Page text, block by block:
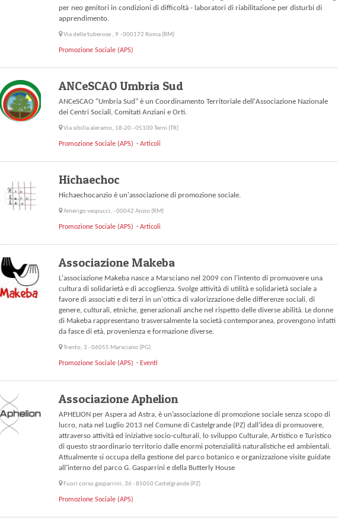
per neo genitori in condizioni di difficoltà - laboratori di riabilitazione per disturbi di
apprendimento.
Via delle tuberose , 9 - 000172 Roma (RM)
Promozione Sociale (APS)
ANCeSCAO Umbria Sud
ANCeSCAO "Umbria Sud" è un Coordinamento Territoriale dell'Associazione Nazionale
dei Centri Sociali, Comitati Anziani e Orti.
Via sibilla aleramo, 18-20 - 05100 Terni (TR)
Promozione Sociale (APS) Articoli
Hichaechoc
Hichaechocanzio è un'associazione di promozione sociale.
Amerigo vespucci, - 00042 Anzio (RM)
Promozione Sociale (APS) Articoli
Associazione Makeba
L'associazione Makeba nasce a Marsciano nel 2009 con l'intento di promuovere una
cultura di solidarietà e di accoglienza. Svolge attività di utilità e solidarietà sociale a
favore di associati e di terzi in un'ottica di valorizzazione delle differenze sociali, di
genere, culturali, etniche, generazionali anche nel rispetto delle diverse abilità. Le donne
di Makeba rappresentano trasversalmente la società contemporanea, provengono infatti
da fasce di età, provenienza e formazione diverse.
Trento, 3 - 06055 Marsciano (PG)
Promozione Sociale (APS) Eventi
Associazione Aphelion
APHELION per Aspera ad Astra, è un’associazione di promozione sociale senza scopo di
lucro, nata nel Luglio 2013 nel Comune di Castelgrande (PZ) dall’idea di promuovere,
attraverso attività ed iniziative socio-culturali, lo sviluppo Culturale, Artistico e Turistico
di questo straordinario territorio dalle enormi potenzialità naturalistiche ed ambientali.
Attualmente si occupa della gestione del parco botanico e organizzazione visite guidate
all’interno del parco G. Gasparrini e della Butterly House
Fuori corso gasparrini, 36 - 85050 Castelgrande (PZ)
Promozione Sociale (APS)